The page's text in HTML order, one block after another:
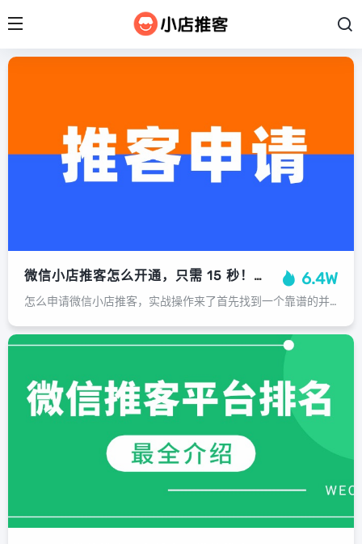
微信小店推客怎么开通，只需 15 秒！手把手教你开通微信小店推客 6.4W
怎么申请微信小店推客，实战操作来了首先找到一个靠谱的并且官方认证的推客平台小程序例如：零花汇今天我们用“零花汇”小程序手把手教你只需30秒...